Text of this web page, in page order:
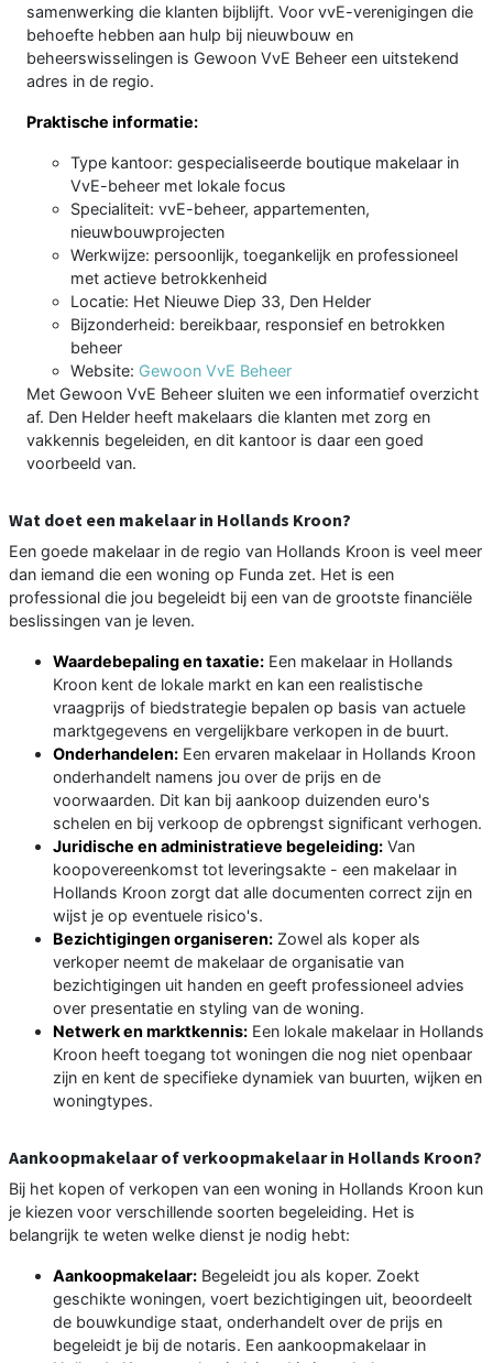
samenwerking die klanten bijblijft. Voor vvE-verenigingen die
behoefte hebben aan hulp bij nieuwbouw en
beheerswisselingen is Gewoon VvE Beheer een uitstekend
adres in de regio.
Praktische informatie:
Type kantoor: gespecialiseerde boutique makelaar in
VvE-beheer met lokale focus
Specialiteit: vvE-beheer, appartementen,
nieuwbouwprojecten
Werkwijze: persoonlijk, toegankelijk en professioneel
met actieve betrokkenheid
Locatie: Het Nieuwe Diep 33, Den Helder
Bijzonderheid: bereikbaar, responsief en betrokken
beheer
Website: Gewoon VvE Beheer
Met Gewoon VvE Beheer sluiten we een informatief overzicht
af. Den Helder heeft makelaars die klanten met zorg en
vakkennis begeleiden, en dit kantoor is daar een goed
voorbeeld van.
Wat doet een makelaar in Hollands Kroon?
Een goede makelaar in de regio van Hollands Kroon is veel meer
dan iemand die een woning op Funda zet. Het is een
professional die jou begeleidt bij een van de grootste financiële
beslissingen van je leven.
Waardebepaling en taxatie: Een makelaar in Hollands
Kroon kent de lokale markt en kan een realistische
vraagprijs of biedstrategie bepalen op basis van actuele
marktgegevens en vergelijkbare verkopen in de buurt.
Onderhandelen: Een ervaren makelaar in Hollands Kroon
onderhandelt namens jou over de prijs en de
voorwaarden. Dit kan bij aankoop duizenden euro's
schelen en bij verkoop de opbrengst significant verhogen.
Juridische en administratieve begeleiding: Van
koopovereenkomst tot leveringsakte - een makelaar in
Hollands Kroon zorgt dat alle documenten correct zijn en
wijst je op eventuele risico's.
Bezichtigingen organiseren: Zowel als koper als
verkoper neemt de makelaar de organisatie van
bezichtigingen uit handen en geeft professioneel advies
over presentatie en styling van de woning.
Netwerk en marktkennis: Een lokale makelaar in Hollands
Kroon heeft toegang tot woningen die nog niet openbaar
zijn en kent de specifieke dynamiek van buurten, wijken en
woningtypes.
Aankoopmakelaar of verkoopmakelaar in Hollands Kroon?
Bij het kopen of verkopen van een woning in Hollands Kroon kun
je kiezen voor verschillende soorten begeleiding. Het is
belangrijk te weten welke dienst je nodig hebt:
Aankoopmakelaar: Begeleidt jou als koper. Zoekt
geschikte woningen, voert bezichtigingen uit, beoordeelt
de bouwkundige staat, onderhandelt over de prijs en
begeleidt je bij de notaris. Een aankoopmakelaar in